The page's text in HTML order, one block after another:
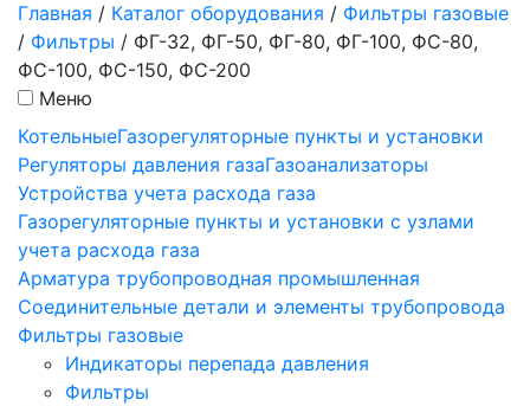
Главная / Каталог оборудования / Фильтры газовые
/ Фильтры / ФГ-32, ФГ-50, ФГ-80, ФГ-100, ФС-80,
ФС-100, ФС-150, ФС-200
Меню
КотельныеГазорегуляторные пункты и установки
Регуляторы давления газаГазоанализаторы
Устройства учета расхода газа
Газорегуляторные пункты и установки с узлами
учета расхода газа
Арматура трубопроводная промышленная
Соединительные детали и элементы трубопровода
Фильтры газовые
Индикаторы перепада давления
Фильтры